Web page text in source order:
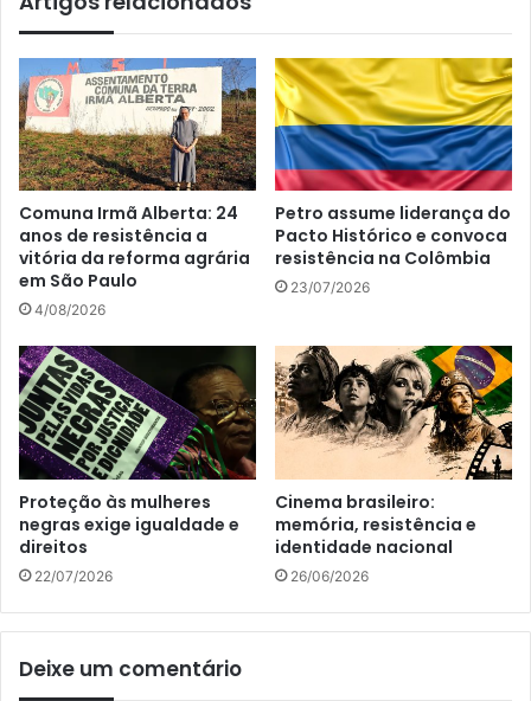
Comuna Irmã Alberta: 24
anos de resistência a
vitória da reforma agrária
em São Paulo
4/08/2026
Petro assume liderança do
Pacto Histórico e convoca
resistência na Colômbia
23/07/2026
Proteção às mulheres
negras exige igualdade e
direitos
22/07/2026
Cinema brasileiro:
memória, resistência e
identidade nacional
26/06/2026
Deixe um comentário